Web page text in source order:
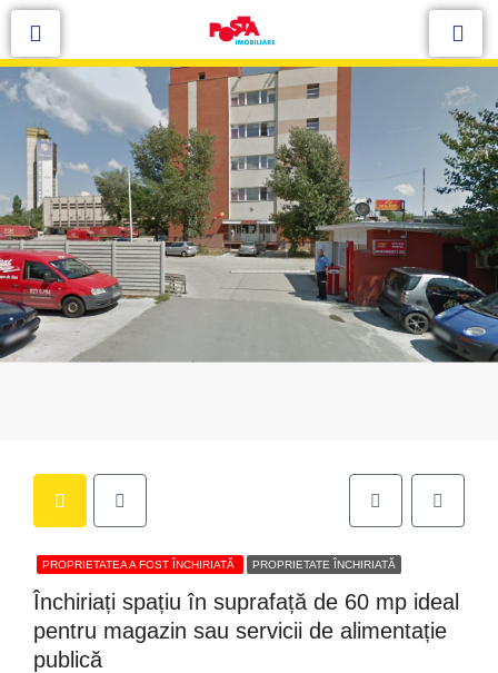
PROPRIETATEA A FOST ÎNCHIRIATĂ PROPRIETATE ÎNCHIRIATĂ
Închiriați spațiu în suprafață de 60 mp ideal
pentru magazin sau servicii de alimentație
publică